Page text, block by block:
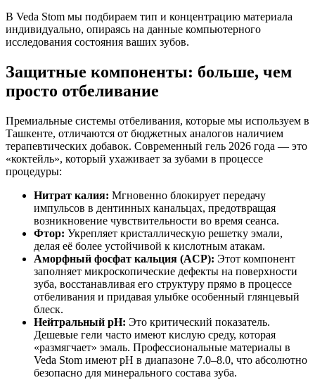
В Veda Stom мы подбираем тип и концентрацию материала
индивидуально, опираясь на данные компьютерного
исследования состояния ваших зубов.
Защитные компоненты: больше, чем
просто отбеливание
Премиальные системы отбеливания, которые мы используем в
Ташкенте, отличаются от бюджетных аналогов наличием
терапевтических добавок. Современный гель 2026 года — это
«коктейль», который ухаживает за зубами в процессе
процедуры:
Нитрат калия: Мгновенно блокирует передачу
импульсов в дентинных канальцах, предотвращая
возникновение чувствительности во время сеанса.
Фтор: Укрепляет кристаллическую решетку эмали,
делая её более устойчивой к кислотным атакам.
Аморфный фосфат кальция (ACP): Этот компонент
заполняет микроскопические дефекты на поверхности
зуба, восстанавливая его структуру прямо в процессе
отбеливания и придавая улыбке особенный глянцевый
блеск.
Нейтральный pH: Это критический показатель.
Дешевые гели часто имеют кислую среду, которая
«размягчает» эмаль. Профессиональные материалы в
Veda Stom имеют pH в диапазоне 7.0–8.0, что абсолютно
безопасно для минерального состава зуба.